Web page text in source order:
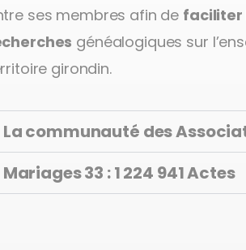
ses membres afin de faciliter
généalogiques sur
girondin.
La communauté des
Mariages 33 : 1 224 941 Actes